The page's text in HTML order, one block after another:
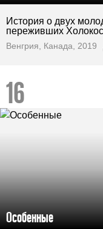
История о двух
переживших
Венгрия, Канада, 2019
Особенные